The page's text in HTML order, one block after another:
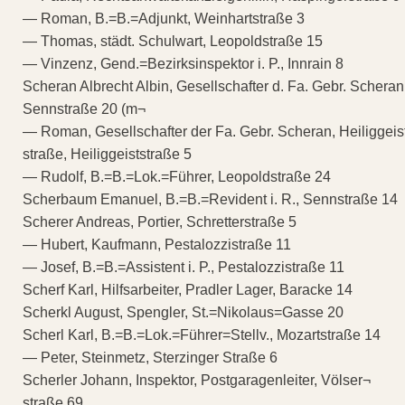
— Roman, B.=B.=Adjunkt, Weinhartstraße 3
— Thomas, städt. Schulwart, Leopoldstraße 15
— Vinzenz, Gend.=Bezirksinspektor i. P., Innrain 8
Scheran Albrecht Albin, Gesellschafter d. Fa. Gebr.
Sennstraße 20 (m¬
— Roman, Gesellschafter der Fa. Gebr. Scheran,
straße, Heiliggeiststraße 5
— Rudolf, B.=B.=Lok.=Führer, Leopoldstraße 24
Scherbaum Emanuel, B.=B.=Revident i. R., Sennstraße 14
Scherer Andreas, Portier, Schretterstraße 5
— Hubert, Kaufmann, Pestalozzistraße 11
— Josef, B.=B.=Assistent i. P., Pestalozzistraße 11
Scherf Karl, Hilfsarbeiter, Pradler Lager, Baracke 14
Scherkl August, Spengler, St.=Nikolaus=Gasse 20
Scherl Karl, B.=B.=Lok.=Führer=Stellv., Mozartstraße 14
— Peter, Steinmetz, Sterzinger Straße 6
Scherler Johann, Inspektor, Postgaragenleiter, Völser¬